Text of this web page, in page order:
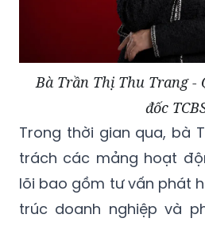
Bà Trần Thị Thu Trang -
đốc
Trong thời gian qua, bà
trách các mảng hoạt